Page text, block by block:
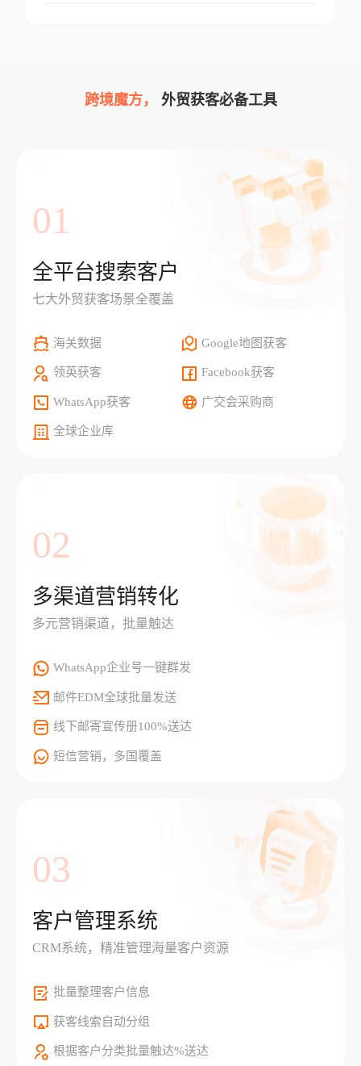
跨境魔方， 外贸获客必备工具
01
全平台搜索客户
七大外贸获客场景全覆盖
海关数据 Google地图获客
领英获客 Facebook获客
WhatsApp获客 广交会采购商
全球企业库
02
多渠道营销转化
多元营销渠道，批量触达
WhatsApp企业号一键群发
邮件EDM全球批量发送
线下邮寄宣传册100%送达
短信营销，多国覆盖
03
客户管理系统
CRM系统，精准管理海量客户资源
批量整理客户信息
获客线索自动分组
根据客户分类批量触达%送达